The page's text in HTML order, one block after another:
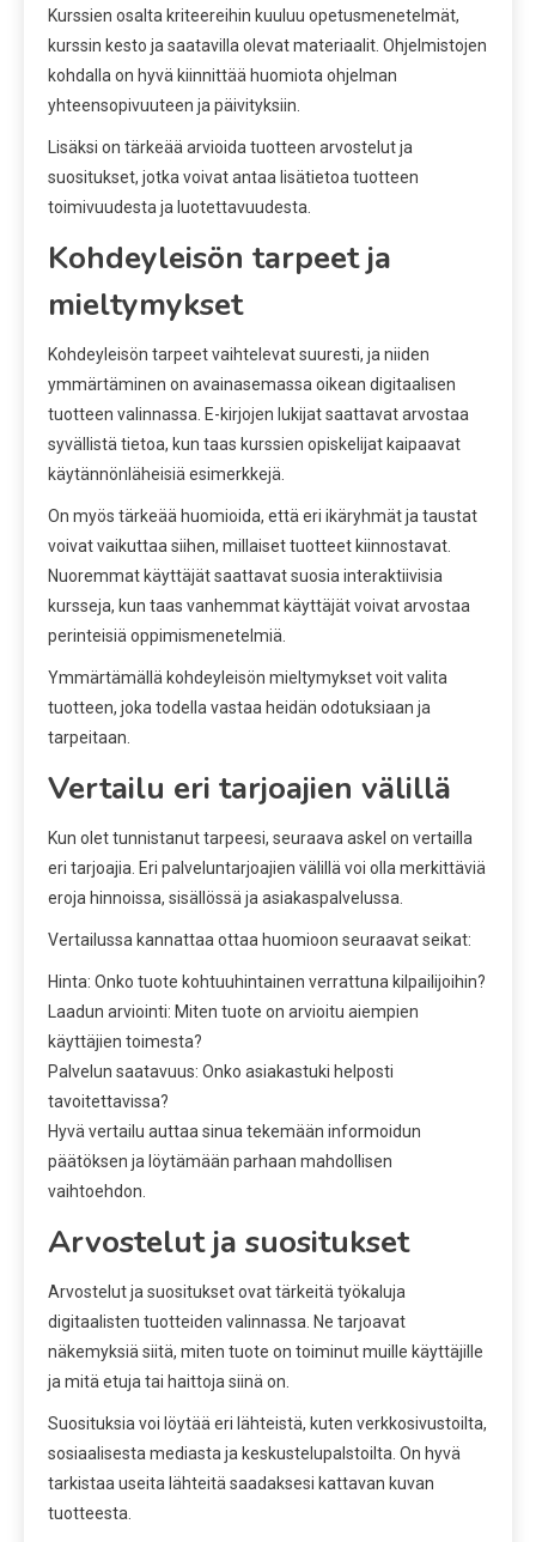
Kurssien osalta kriteereihin kuuluu opetusmenetelmät,
kurssin kesto ja saatavilla olevat materiaalit. Ohjelmistojen
kohdalla on hyvä kiinnittää huomiota ohjelman
yhteensopivuuteen ja päivityksiin.
Lisäksi on tärkeää arvioida tuotteen arvostelut ja
suositukset, jotka voivat antaa lisätietoa tuotteen
toimivuudesta ja luotettavuudesta.
Kohdeyleisön tarpeet ja
mieltymykset
Kohdeyleisön tarpeet vaihtelevat suuresti, ja niiden
ymmärtäminen on avainasemassa oikean digitaalisen
tuotteen valinnassa. E-kirjojen lukijat saattavat arvostaa
syvällistä tietoa, kun taas kurssien opiskelijat kaipaavat
käytännönläheisiä esimerkkejä.
On myös tärkeää huomioida, että eri ikäryhmät ja taustat
voivat vaikuttaa siihen, millaiset tuotteet kiinnostavat.
Nuoremmat käyttäjät saattavat suosia interaktiivisia
kursseja, kun taas vanhemmat käyttäjät voivat arvostaa
perinteisiä oppimismenetelmiä.
Ymmärtämällä kohdeyleisön mieltymykset voit valita
tuotteen, joka todella vastaa heidän odotuksiaan ja
tarpeitaan.
Vertailu eri tarjoajien välillä
Kun olet tunnistanut tarpeesi, seuraava askel on vertailla
eri tarjoajia. Eri palveluntarjoajien välillä voi olla merkittäviä
eroja hinnoissa, sisällössä ja asiakaspalvelussa.
Vertailussa kannattaa ottaa huomioon seuraavat seikat:
Hinta: Onko tuote kohtuuhintainen verrattuna kilpailijoihin?
Laadun arviointi: Miten tuote on arvioitu aiempien
käyttäjien toimesta?
Palvelun saatavuus: Onko asiakastuki helposti
tavoitettavissa?
Hyvä vertailu auttaa sinua tekemään informoidun
päätöksen ja löytämään parhaan mahdollisen
vaihtoehdon.
Arvostelut ja suositukset
Arvostelut ja suositukset ovat tärkeitä työkaluja
digitaalisten tuotteiden valinnassa. Ne tarjoavat
näkemyksiä siitä, miten tuote on toiminut muille käyttäjille
ja mitä etuja tai haittoja siinä on.
Suosituksia voi löytää eri lähteistä, kuten verkkosivustoilta,
sosiaalisesta mediasta ja keskustelupalstoilta. On hyvä
tarkistaa useita lähteitä saadaksesi kattavan kuvan
tuotteesta.